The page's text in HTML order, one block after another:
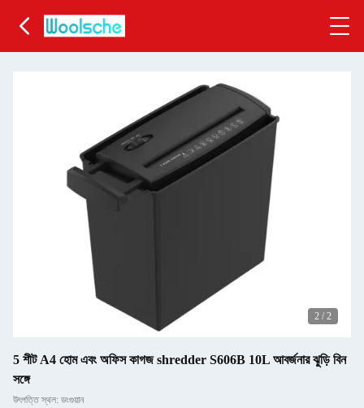
2 / 2
5 শীট A4 হোম এবং অফিস কাগজ shredder S606B 10L আবর্জনার ঝুড়ি বিন
সঙ্গে
উৎপত্তি স্থল: ডংগুয়ান